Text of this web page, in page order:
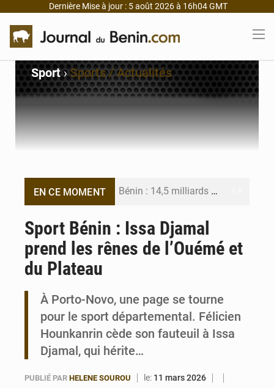
Dernière Mise à jour : 5 août 2026 à 16h04 GMT
Sport›Sports / Actualités
EN CE MOMENT Bénin : 14,5 milliards de dollars pour faire de la CDN 3.0 un bouclier économique
FÉBÉBOXE : la gouvernance, premier combat de la mandature 2026-2030
Noyade tragique à Kalalé : 2 enfants perdent la vie à Gawézi
Sport Bénin : Issa Djamal
prend les rênes de l’Ouémé et
du Plateau
À Porto-Novo, une page se tourne
pour le sport départemental. Félicien
Hounkanrin cède son fauteuil à Issa
Djamal, qui hérite…
PUBLIÉ PAR HELENE SOUROU le: 11 mars 2026